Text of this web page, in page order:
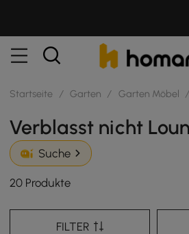
Startseite / Garten / Garten Möbel /
Verblasst nicht
Suche
20 Produkte
FILTER